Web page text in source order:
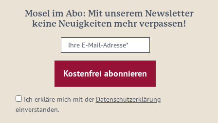
Mosel im Abo: Mit unserem Newsletter
keine Neuigkeiten mehr verpassen!
Ihre
E-
Mail-
Adresse:
Ich erkläre mich mit der Datenschutzerklärung
einverstanden.